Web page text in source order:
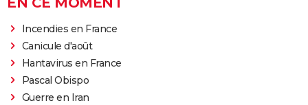
Incendies en France
Canicule d'août
Hantavirus en France
Pascal Obispo
Guerre en Iran